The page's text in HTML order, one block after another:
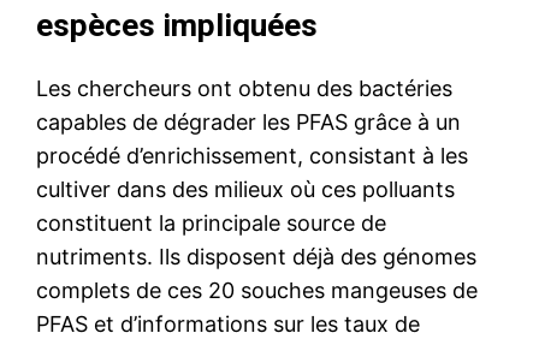
espèces impliquées
Les chercheurs ont obtenu des bactéries
capables de dégrader les PFAS grâce à un
procédé d’enrichissement, consistant à les
cultiver dans des milieux où ces polluants
constituent la principale source de
nutriments. Ils disposent déjà des génomes
complets de ces 20 souches mangeuses de
PFAS et d’informations sur les taux de